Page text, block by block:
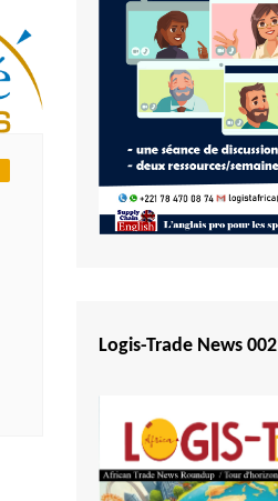
Logis-Trade News 002